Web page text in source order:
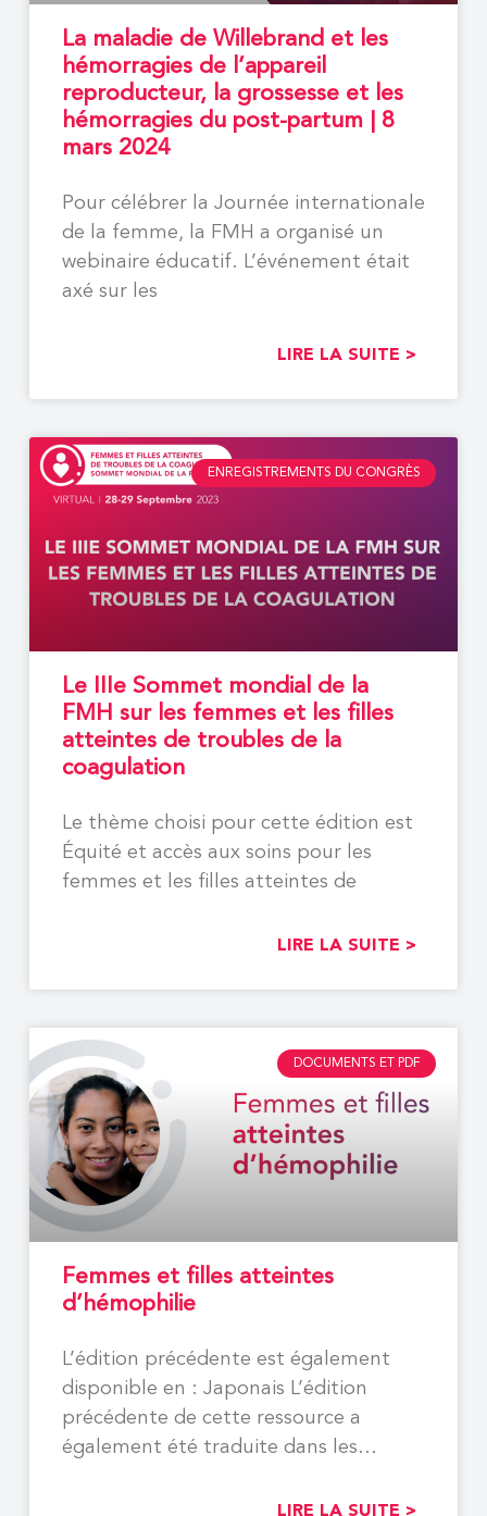
La maladie de Willebrand et les
hémorragies de l’appareil
reproducteur, la grossesse et les
hémorragies du post-partum | 8
mars 2024
Pour célébrer la Journée internationale
de la femme, la FMH a organisé un
webinaire éducatif. L’événement était
axé sur les
LIRE LA SUITE >
ENREGISTREMENTS DU CONGRÈS
Le IIIe Sommet mondial de la
FMH sur les femmes et les filles
atteintes de troubles de la
coagulation
Le thème choisi pour cette édition est
Équité et accès aux soins pour les
femmes et les filles atteintes de
LIRE LA SUITE >
DOCUMENTS ET PDF
Femmes et filles atteintes
d’hémophilie
L’édition précédente est également
disponible en : Japonais L’édition
précédente de cette ressource a
également été traduite dans les